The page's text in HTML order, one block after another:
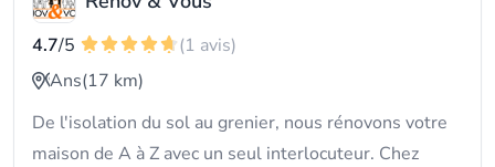
4.7/5
(1 avis)
Ans(17 km)
De l'isolation du sol au grenier, nous rénovons votre
maison de A à Z avec un seul interlocuteur. Chez